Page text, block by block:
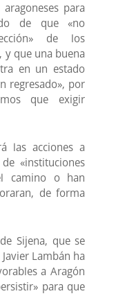
para
de que «no
de los
y que una buena
en un estado
regresado», por
que exigir
las acciones a
«instituciones
camino o han
de forma
Sijena, que se
Lambán ha
a Aragón
para que